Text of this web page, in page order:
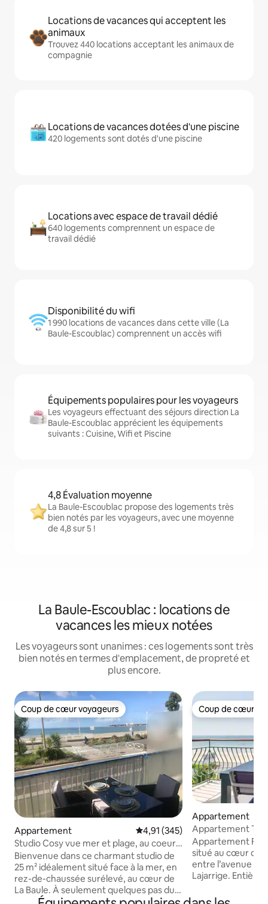
Locations de vacances qui acceptent les
animaux
Trouvez 440 locations acceptant les animaux de
compagnie
Locations de vacances dotées d'une piscine
420 logements sont dotés d'une piscine
Locations avec espace de travail dédié
640 logements comprennent un espace de
travail dédié
Disponibilité du wifi
1 990 locations de vacances dans cette ville (La
Baule-Escoublac) comprennent un accès wifi
Équipements populaires pour les voyageurs
Les voyageurs effectuant des séjours direction La
Baule-Escoublac apprécient les équipements
suivants : Cuisine, Wifi et Piscine
4,8 Évaluation moyenne
La Baule-Escoublac propose des logements très
bien notés par les voyageurs, avec une moyenne
de 4,8 sur 5 !
La Baule-Escoublac : locations de
vacances les mieux notées
Les voyageurs sont unanimes : ces logements sont très
bien notés en termes d'emplacement, de propreté et
plus encore.
Coup de cœur voyageurs
Coup de cœur voyageurs
Appartement Évaluation moyenne sur la
4,91 (345)
Studio Cosy vue mer et plage, au coeur
de La Baule
Bienvenue dans ce charmant studio de
25 m² idéalement situé face à la mer, en
rez-de-chaussée surélevé, au cœur de
La Baule. À seulement quelques pas du
marché, de la plage, des restaurants,
Coup de cœur
Coup de cœur
Appartement
Appartement T4
refait à neuf
Appartement
situé au cœur de
entre l’avenue
Lajarrige.
décoration